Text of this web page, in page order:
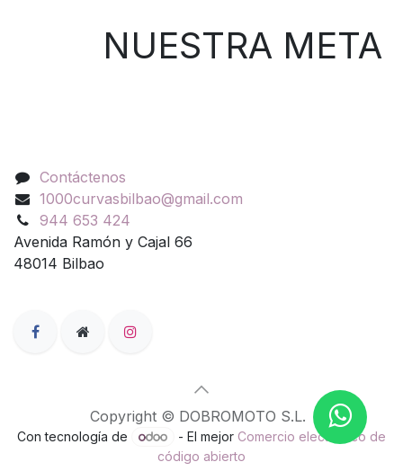
NUESTRA META
Contáctenos
1000curvasbilbao@gmail.com
944 653 424
Avenida Ramón y Cajal 66
48014 Bilbao
Copyright © DOBROMOTO S.L.
Con tecnología de - El mejor Comercio electrónico de
código abierto